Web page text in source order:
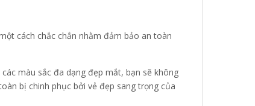
cách chắc chắn nhằm đảm bảo an toàn
màu sắc đa dạng đẹp mắt, bạn sẽ không
bị chinh phục bởi vẻ đẹp sang trọng của